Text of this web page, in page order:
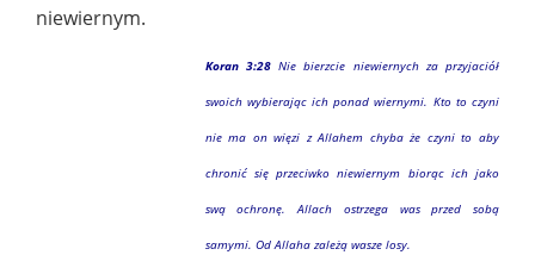
niewiernym.
Koran 3:28Nie bierzcie niewiernych za przyjaciół
swoich wybierając ich ponad wiernymi. Kto to czyni
nie ma on więzi z Allahem chyba że czyni to aby
chronić się przeciwko niewiernym biorąc ich jako
swą ochronę. Allach ostrzega was przed sobą
samymi. Od Allaha zależą wasze losy.